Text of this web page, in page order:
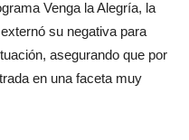
Venga la Alegría, la
su negativa para
asegurando que por
en una faceta muy